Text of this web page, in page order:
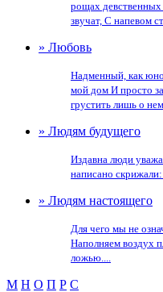
рощах девственных
звучат, С напевом
» Любовь
Надменный, как
мой дом И просто
грустить лишь о
» Людям будущего
Издавна люди
написано
» Людям настоящего
Для чего мы не
Наполняем воздух
ложью....
М Н О П Р С